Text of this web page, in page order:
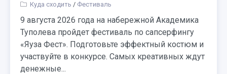
Куда сходить / Фестиваль
9 августа 2026 года на набережной Академика
Туполева пройдет фестиваль по сапсерфингу
«Яуза Фест». Подготовьте эффектный костюм и
участвуйте в конкурсе. Самых креативных ждут
денежные...